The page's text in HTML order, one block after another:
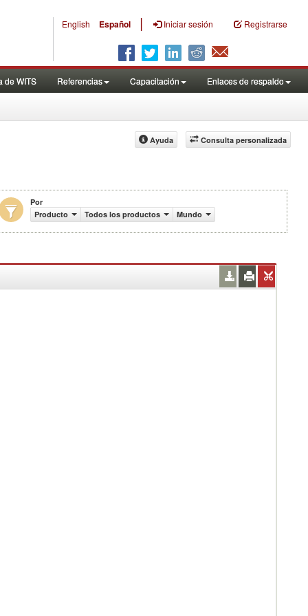
English Español | Iniciar sesión Registrarse
de WITS Referencias Capacitación Enlaces de respaldo
Consulta personalizada
Ayuda
US$)
Por
Producto
Todos los productos Mundo